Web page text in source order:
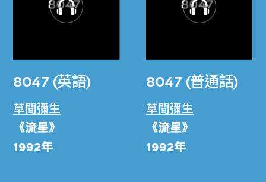
8047 (英語)
草間彌生
《流星》
1992年
8047 (普通話)
草間彌生
《流星》
1992年